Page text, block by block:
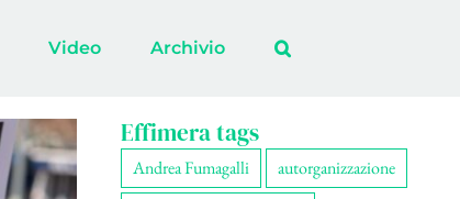
Video Archivio
Effimera tags
Andrea Fumagalli
autorganizzazione